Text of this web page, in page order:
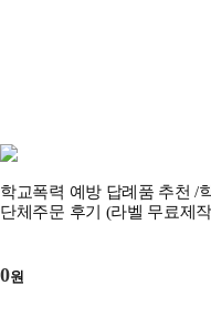
학교폭력 예방 답례품 추천 /
단체주문 후기 (라벨 무료제
0원